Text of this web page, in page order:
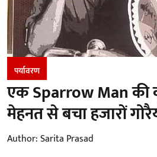
पर्यावरण
एक Sparrow Man की
मेहनत से बचा हजारों
Author:Sarita Prasad